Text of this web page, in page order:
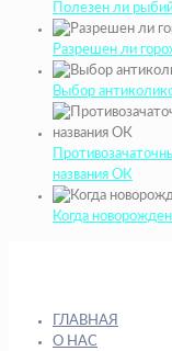
Полезен ли
Разрешен ли
Выбор
названия ОК
Когда
ГЛАВНАЯ
О НАС